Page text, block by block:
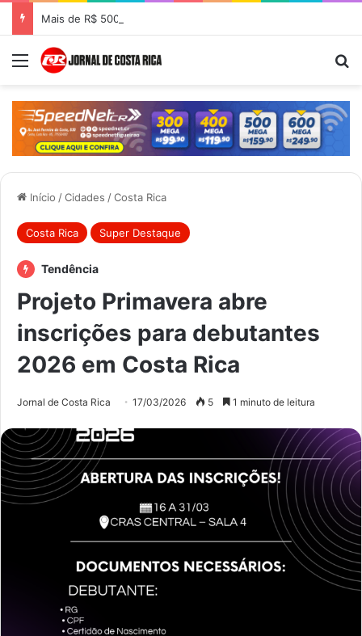
Menu
Início /Cidades /Costa Rica
Costa Rica Super Destaque
Tendência
Projeto Primavera abre
inscrições para debutantes
2026 em Costa Rica
Jornal de Costa Rica 17/03/2026 5 1 minuto de leitura